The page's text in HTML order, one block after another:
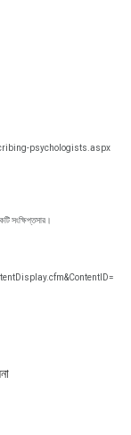
psychologists.aspx
সংক্ষিপ্তসার।